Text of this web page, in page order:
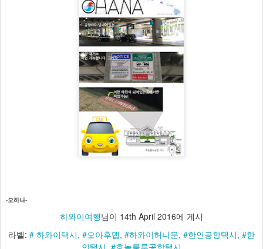
-오하나-
하와이여행님이 14th April 2016에 게시
라벨: # 하와이택시 #오아후맵 #하와이허니문 #한인공항택시 #한
인택시 #호놀룰루공항택시